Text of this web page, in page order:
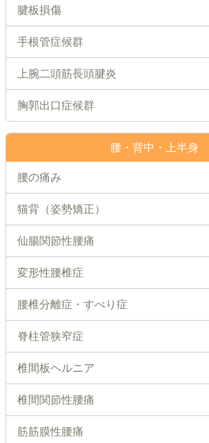
腱板損傷
手根管症候群
上腕二頭筋長頭腱炎
胸郭出口症候群
腰・背中・上半身
腰の痛み
猫背（姿勢矯正）
仙腸関節性腰痛
変形性腰椎症
腰椎分離症・すべり症
脊柱管狭窄症
椎間板ヘルニア
椎間関節性腰痛
筋筋膜性腰痛